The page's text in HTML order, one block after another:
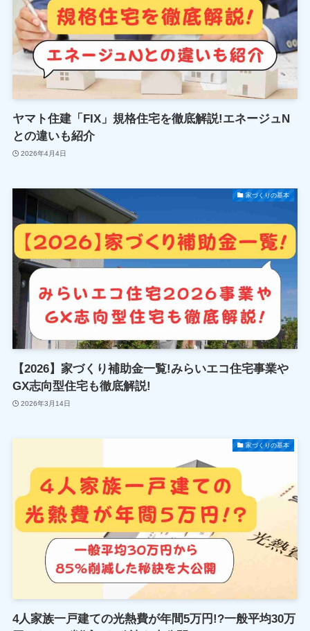
ヤマト住建「FIX」規格住宅を徹底解説!エネージュN
との違いも紹介
2026年4月4日
家づくりの基本
【2026】家づくり補助金一覧!みらいエコ住宅事業や
GX志向型住宅も徹底解説!
2026年3月14日
家づくりの基本
4人家族一戸建ての光熱費が年間5万円!?一般平均30万